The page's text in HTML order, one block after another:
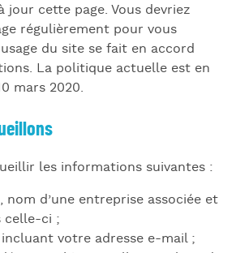
cette page. Vous devriez
régulièrement pour vous
du site se fait en accord
La politique actuelle est en
mars 2020.
les informations suivantes :
nom d’une entreprise associée et
celle-ci ;
votre adresse e-mail ;